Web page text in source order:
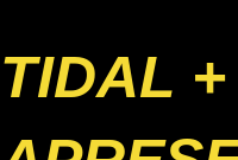
TIDAL